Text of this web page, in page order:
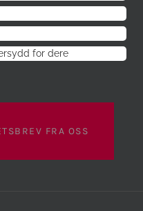
for dere
FRA OSS